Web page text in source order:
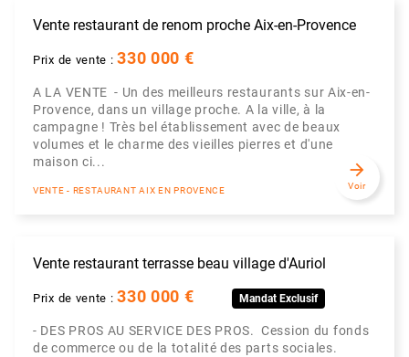
Vente restaurant de renom proche Aix-en-Provence
Prix de vente :330 000 €
A LA VENTE - Un des meilleurs restaurants sur Aix-en-
Provence, dans un village proche. A la ville, à la
campagne ! Très bel établissement avec de beaux
volumes et le charme des vieilles pierres et d'une
maison ci...
VENTE - RESTAURANT AIX EN PROVENCE
arrow_forward
Voir
Vente restaurant terrasse beau village d'Auriol
Prix de vente :330 000 € Mandat Exclusif
- DES PROS AU SERVICE DES PROS. Cession du fonds
de commerce ou de la totalité des parts sociales.